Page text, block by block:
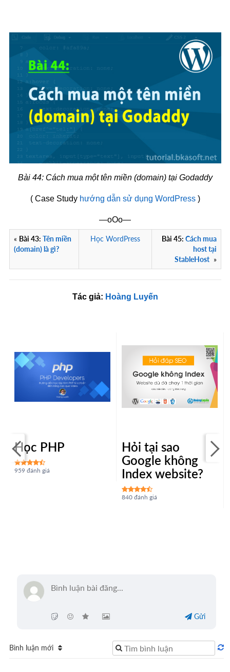
Bài 44: Cách mua một tên miền (domain) tại Godaddy
( Case Study hướng dẫn sử dụng WordPress)
—oOo—
« Bài 43: Tên miền
(domain) là gì?
Học WordPress Bài 45: Cách mua
host tại
StableHost»
Tác giả: Hoàng Luyến
Học PHP
959 đánh giá
Hỏi tại sao
Google không
Index website?
840 đánh giá
Gửi
Bình luận mới